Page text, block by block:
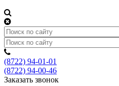
(8722) 94-01-01
(8722) 94-00-46
Заказать звонок